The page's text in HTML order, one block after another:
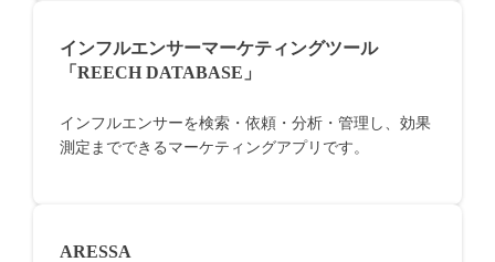
インフルエンサーマーケティングツール
「REECH DATABASE」
インフルエンサーを検索・依頼・分析・管理し、効果
測定までできるマーケティングアプリです。
ARESSA